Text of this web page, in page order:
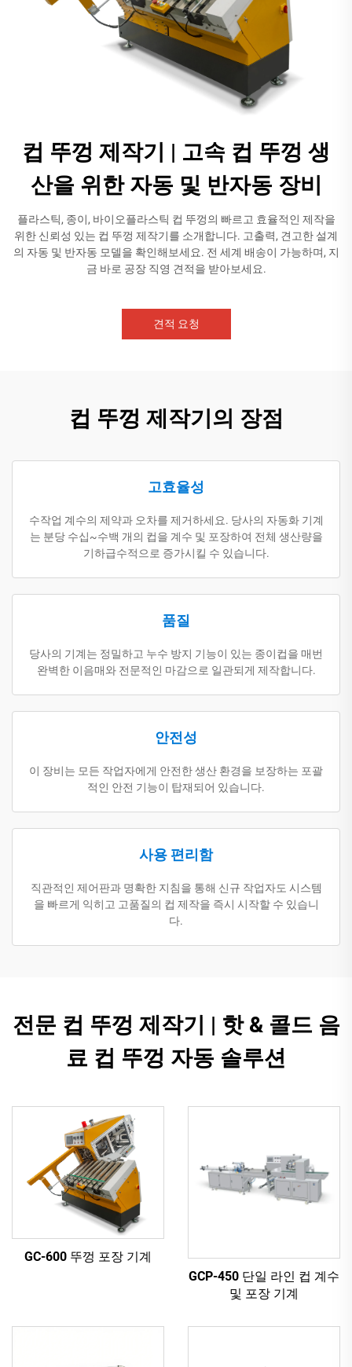
컵 뚜껑 제작기 | 고속 컵 뚜껑 생
산을 위한 자동 및 반자동 장비
플라스틱, 종이, 바이오플라스틱 컵 뚜껑의 빠르고 효율적인 제작을
위한 신뢰성 있는 컵 뚜껑 제작기를 소개합니다. 고출력, 견고한 설계
의 자동 및 반자동 모델을 확인해보세요. 전 세계 배송이 가능하며, 지
금 바로 공장 직영 견적을 받아보세요.
견적 요청
컵 뚜껑 제작기의 장점
고효율성
수작업 계수의 제약과 오차를 제거하세요. 당사의 자동화 기계
는 분당 수십~수백 개의 컵을 계수 및 포장하여 전체 생산량을
기하급수적으로 증가시킬 수 있습니다.
품질
당사의 기계는 정밀하고 누수 방지 기능이 있는 종이컵을 매번
완벽한 이음매와 전문적인 마감으로 일관되게 제작합니다.
안전성
이 장비는 모든 작업자에게 안전한 생산 환경을 보장하는 포괄
적인 안전 기능이 탑재되어 있습니다.
사용 편리함
직관적인 제어판과 명확한 지침을 통해 신규 작업자도 시스템
을 빠르게 익히고 고품질의 컵 제작을 즉시 시작할 수 있습니
다.
전문 컵 뚜껑 제작기 | 핫 & 콜드 음
료 컵 뚜껑 자동 솔루션
GC-600 뚜껑 포장 기계
GCP-450 단일 라인 컵 계수
및 포장 기계